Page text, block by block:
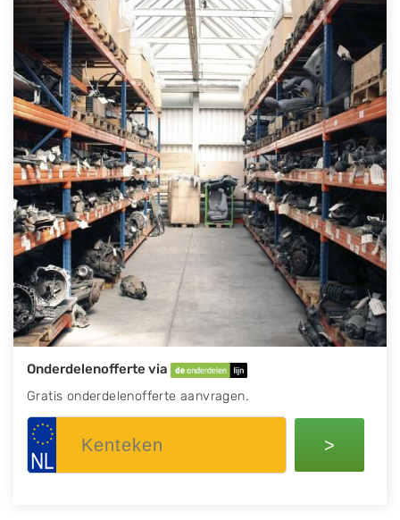
Onderdelenofferte via
Gratis onderdelenofferte aanvragen.
>